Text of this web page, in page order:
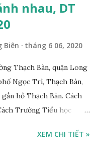
nhau, DT
Biên tháng 6 06, 2020
Thạch Bàn, quận Long
Ngọc Trì, Thạch Bàn,
hồ Thạch Bàn. Cách
Trường Tiểu học
đường Cổ Linh
XEM CHI TIẾT »